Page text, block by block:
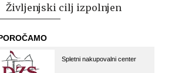
Življenjski cilj izpolnjen